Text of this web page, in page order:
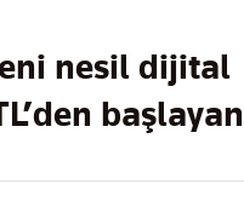
nesil dijital
Sinema
Kitap